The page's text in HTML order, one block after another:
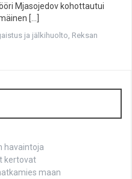
Mjasojedov kohottautui
[…]
ja jälkihuolto Reksan
havaintoja
kertovat
maan